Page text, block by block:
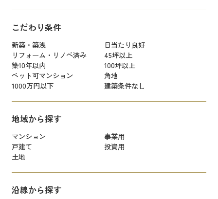
こだわり条件
新築・築浅
日当たり良好
リフォーム・リノベ済み
45坪以上
築10年以内
100坪以上
ペット可マンション
角地
1000万円以下
建築条件なし
地域から探す
マンション
事業用
戸建て
投資用
土地
沿線から探す